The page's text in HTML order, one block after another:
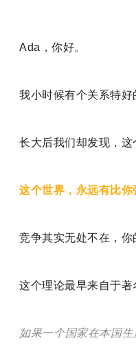
Ada，你好。
我小时候有个关系特好
长大后我们却发现，这
这个世界，永远有比
竞争其实无处不在，你
这个理论最早来自于
如果一个国家在本国